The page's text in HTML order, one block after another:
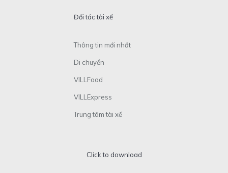
Đối tác tài xế
Thông tin mới nhất
Di chuyển
VILLFood
VILLExpress
Trung tâm tài xế
Click to download